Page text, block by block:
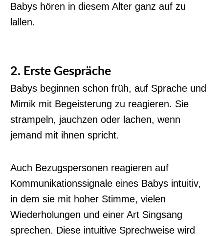
Babys hören in diesem Alter ganz auf zu
lallen.
2. Erste Gespräche
Babys beginnen schon früh, auf Sprache und
Mimik mit Begeisterung zu reagieren. Sie
strampeln, jauchzen oder lachen, wenn
jemand mit ihnen spricht.
Auch Bezugspersonen reagieren auf
Kommunikationssignale eines Babys intuitiv,
in dem sie mit hoher Stimme, vielen
Wiederholungen und einer Art Singsang
sprechen. Diese intuitive Sprechweise wird